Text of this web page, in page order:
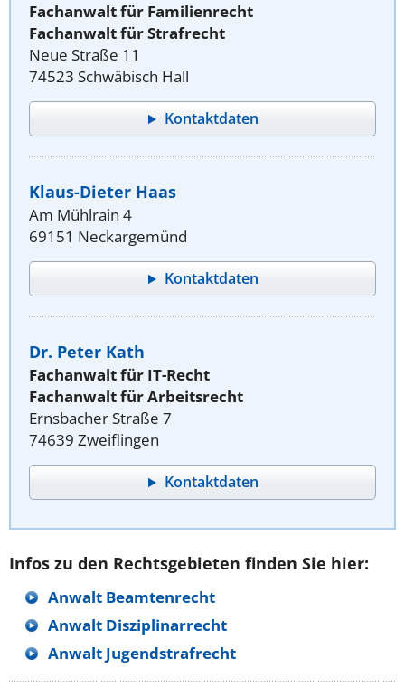
Fachanwalt für Familienrecht
Fachanwalt für Strafrecht
Neue Straße 11
74523 Schwäbisch Hall
Kontaktdaten
Klaus-Dieter Haas
Am Mühlrain 4
69151 Neckargemünd
Kontaktdaten
Dr. Peter Kath
Fachanwalt für IT-Recht
Fachanwalt für Arbeitsrecht
Ernsbacher Straße 7
74639 Zweiflingen
Kontaktdaten
Infos zu den Rechtsgebieten finden Sie hier:
Anwalt Beamtenrecht
Anwalt Disziplinarrecht
Anwalt Jugendstrafrecht